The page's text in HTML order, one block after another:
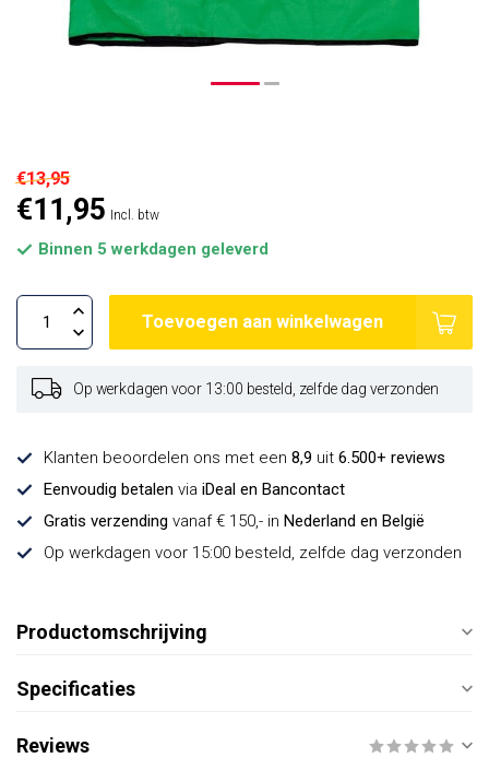
€13,95
€11,95 Incl. btw
Binnen 5 werkdagen geleverd
Toevoegen aan winkelwagen
Op werkdagen voor 13:00 besteld, zelfde dag verzonden
Klanten beoordelen ons met een 8,9 uit 6.500+ reviews
Eenvoudig betalen via iDeal en Bancontact
Gratis verzending vanaf € 150,- in Nederland en België
Op werkdagen voor 15:00 besteld, zelfde dag verzonden
Productomschrijving
Specificaties
Reviews